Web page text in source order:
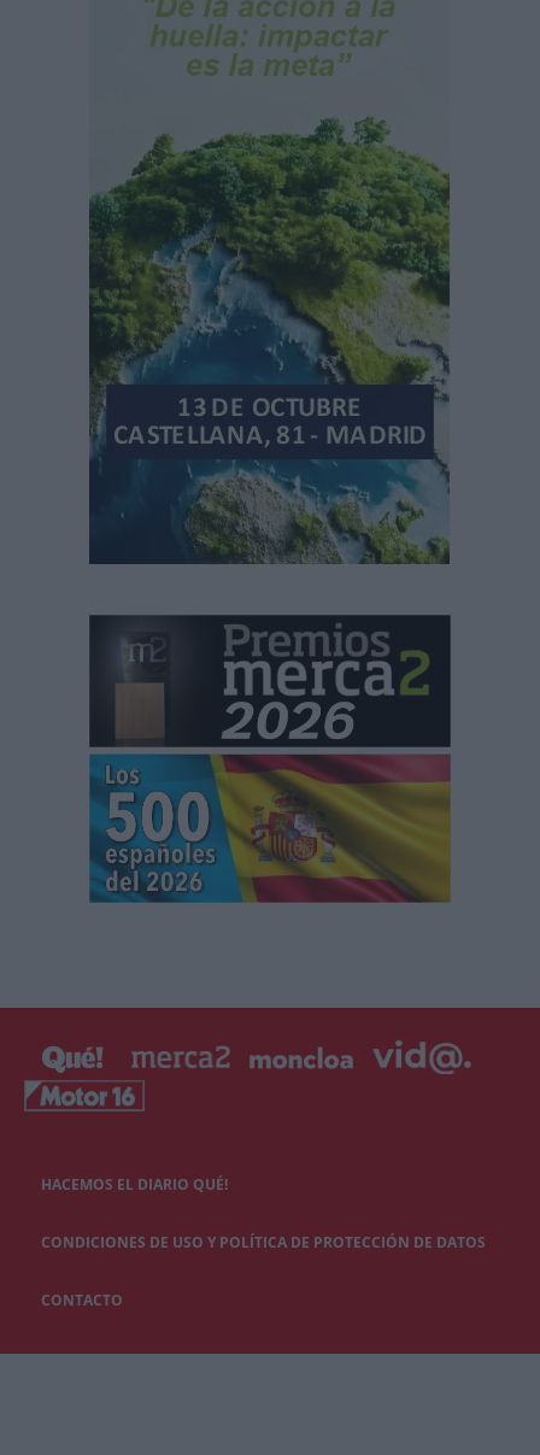
HACEMOS EL DIARIO QUÉ!
CONDICIONES DE USO Y POLÍTICA DE PROTECCIÓN DE DATOS
CONTACTO